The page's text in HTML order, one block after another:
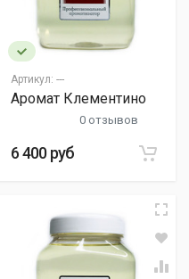
Артикул: ---
Аромат Клементино
0 отзывов
6 400 руб